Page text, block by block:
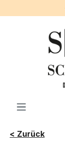
< Zurück